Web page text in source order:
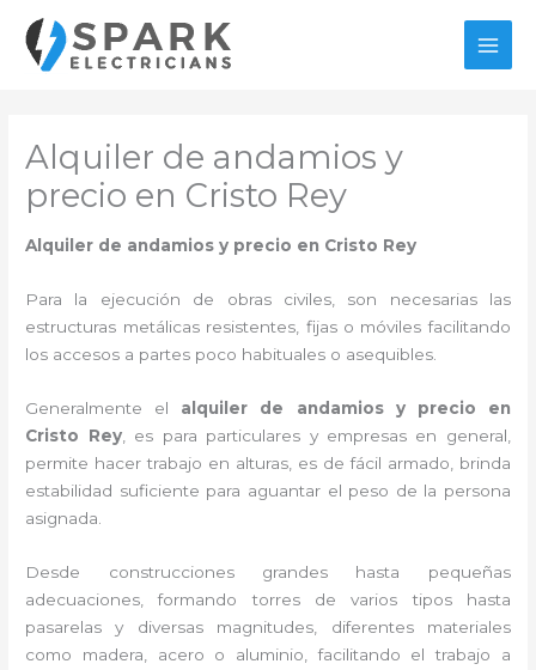
contenido
Alquiler de andamios y
precio en Cristo Rey
Alquiler de andamios y precio en Cristo Rey
Para la ejecución de obras civiles, son necesarias las
estructuras metálicas resistentes, fijas o móviles facilitando
los accesos a partes poco habituales o asequibles.
Generalmente el alquiler de andamios y precio en
Cristo Rey, es para particulares y empresas en general,
permite hacer trabajo en alturas, es de fácil armado, brinda
estabilidad suficiente para aguantar el peso de la persona
asignada.
Desde construcciones grandes hasta pequeñas
adecuaciones, formando torres de varios tipos hasta
pasarelas y diversas magnitudes, diferentes materiales
como madera, acero o aluminio, facilitando el trabajo a